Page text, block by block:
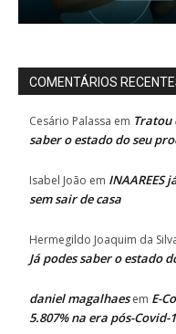
COMENTÁRIOS
Cesário Palassa em Tratou
saber o estado do seu
Isabel João em INAAREES
sem sair de casa
Hermegildo Joaquim da
Já podes saber o estado
daniel magalhaesem E-
5.807% na era pós-Covid-